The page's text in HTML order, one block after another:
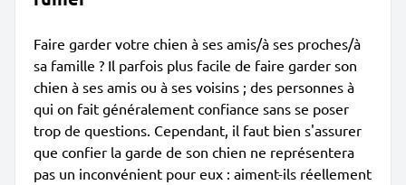
Faire garder votre chien à ses amis/à ses proches/à
sa famille ? Il parfois plus facile de faire garder son
chien à ses amis ou à ses voisins ; des personnes à
qui on fait généralement confiance sans se poser
trop de questions. Cependant, il faut bien s'assurer
que confier la garde de son chien ne représentera
pas un inconvénient pour eux : aiment-ils réellement